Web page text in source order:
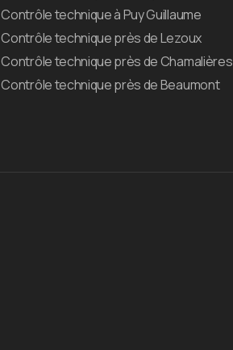
Contrôle technique à Puy Guillaume
Contrôle technique près de Lezoux
Contrôle technique près de Chamalières
Contrôle technique près de Beaumont